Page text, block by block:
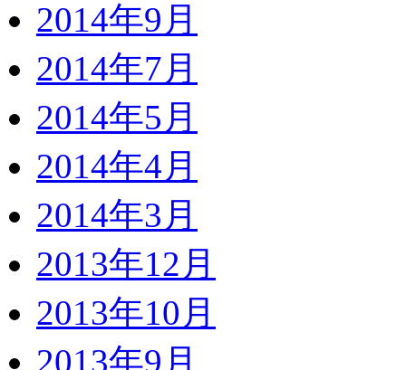
2014年9月
2014年7月
2014年5月
2014年4月
2014年3月
2013年12月
2013年10月
2013年9月